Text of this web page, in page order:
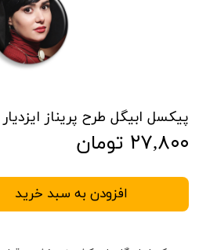
پیکسل ابیگل طرح پریناز ایزدیار کد
۲۷,۸۰۰ تومان
افزودن به سبد خرید